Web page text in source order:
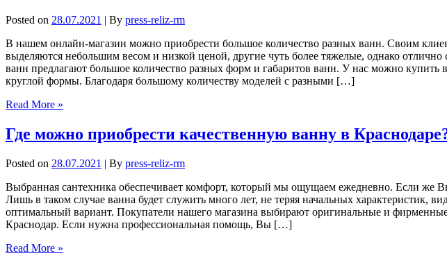
Posted on 28.07.2021 | By press-reliz-rm
В нашем онлайн-магазин можно приобрести большое количество разных ванн. Своим
выделяются небольшим весом и низкой ценой, другие чуть более тяжелые, однако
ванн предлагают большое количество разных форм и габаритов ванн. У нас можно
круглой формы. Благодаря большому количеству моделей с разными […]
Read More »
Где можно приобрести качественную ванну в
Posted on 28.07.2021 | By press-reliz-rm
Выбранная сантехника обеспечивает комфорт, который мы ощущаем ежедневно. Если
Лишь в таком случае ванна будет служить много лет, не теряя начальных
оптимальный вариант. Покупатели нашего магазина выбирают оригинальные и
Краснодар. Если нужна профессиональная помощь, Вы […]
Read More »